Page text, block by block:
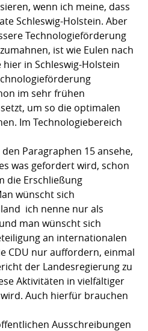
wenn ich meine, dass
Schleswig-Holstein. Aber
Technologieförderung
ist wie Eulen nach
in Schleswig-Holstein
im sehr frühen
um so die optimalen
Im Technologiebereich
Paragraphen 15 ansehe,
was gefordert wird, schon
die Erschließung
wünscht sich
 ich nenne nur als
man wünscht sich
an internationalen
CDU nur auffordern, einmal
der Landesregierung zu
Aktivitäten in vielfältiger
Auch hierfür brauchen
Ausschreibungen